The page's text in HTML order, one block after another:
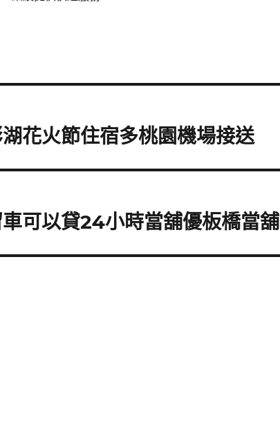
花火節住宿多桃園機場接送
可以貸24小時當舖優板橋當舖